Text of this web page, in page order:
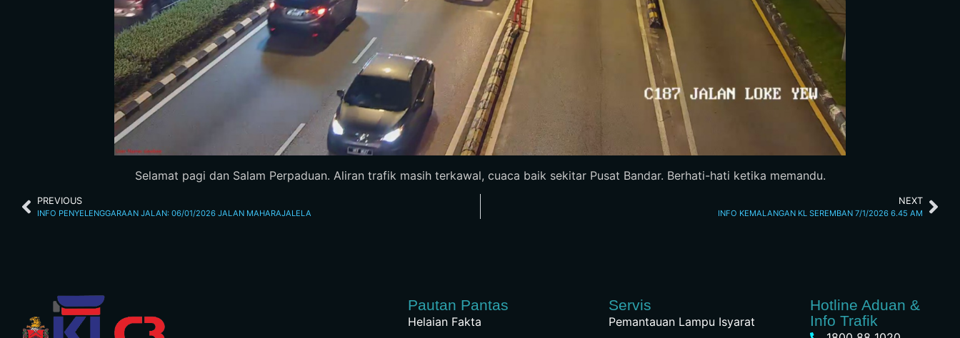
Selamat pagi dan Salam Perpaduan. Aliran trafik masih terkawal, cuaca baik sekitar Pusat Bandar. Berhati-hati ketika memandu.
PREVIOUS
INFO PENYELENGGARAAN JALAN: 06/01/2026 JALAN MAHARAJALELA
NEXT
INFO KEMALANGAN KL SEREMBAN 7/1/2026 6.45 AM
Pautan Pantas
Helaian Fakta
Servis
Pemantauan Lampu Isyarat
Hotline Aduan &
Info Trafik